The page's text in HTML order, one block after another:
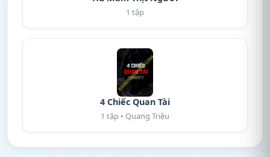
1 tập
4 Chiếc Quan Tài
1 tập • Quang Triệu